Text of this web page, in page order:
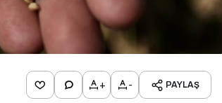
+ - PAYLAŞ